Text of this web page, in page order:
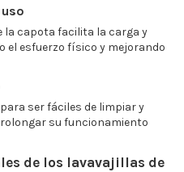
la capota facilita la carga y
el esfuerzo físico y mejorando
ser fáciles de limpiar y
su funcionamiento
de los lavavajillas de